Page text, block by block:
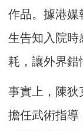
作品。據港媒
生告知入院時
耗，讓外界錯
事實上，陳狄
擔任武術指導